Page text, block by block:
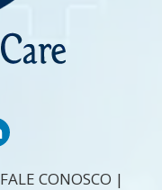
FALE CONOSCO |